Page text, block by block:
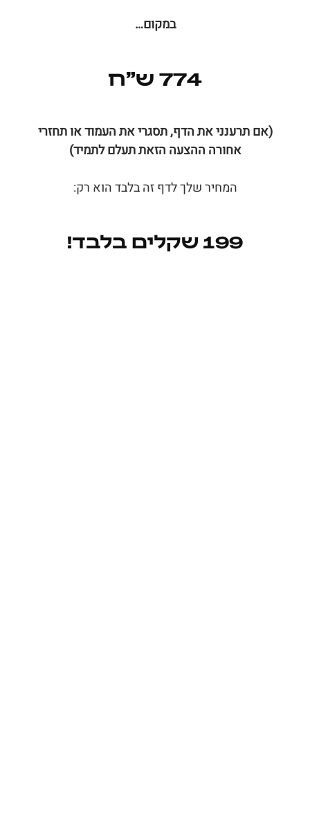
במקום…
774 ש״ח
(אם תרענני את הדף, תסגרי את העמודאו תחזרי
אחורה ההצעה הזאת תעלם לתמיד)
המחיר שלך לדף זה בלבד הוא רק:
199 שקלים בלבד!